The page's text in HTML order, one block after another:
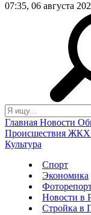
07:35, 06 августа
Главная Новости
Происшествия ЖКХ
Культура
Спорт
Экономика
Новости в
Стройка в